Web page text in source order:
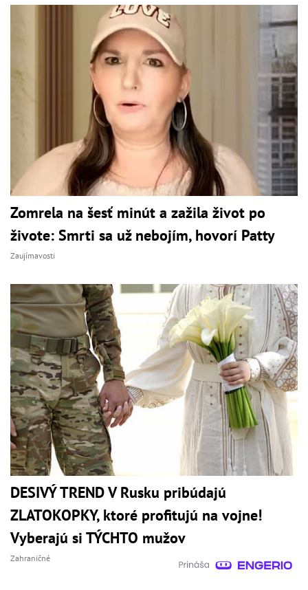
Zomrela na šesť minút a zažila život po
živote: Smrti sa už nebojím, hovorí Patty
Zaujímavosti
DESIVÝ TREND V Rusku pribúdajú
ZLATOKOPKY, ktoré profitujú na vojne!
Vyberajú si TÝCHTO mužov
Zahraničné